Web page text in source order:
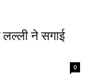
लल्‍ली ने सगाई
0